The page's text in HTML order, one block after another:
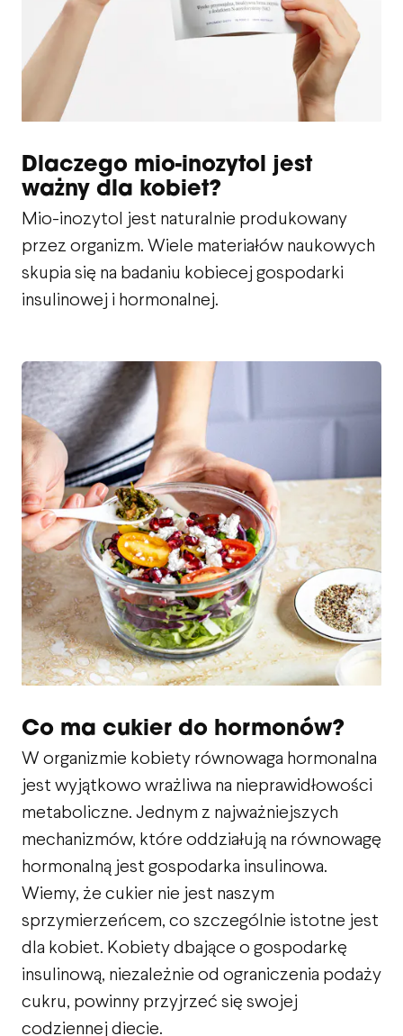
Dlaczego mio-inozytol jest
ważny dla kobiet?
Mio-inozytol jest naturalnie produkowany
przez organizm. Wiele materiałów naukowych
skupia się na badaniu kobiecej gospodarki
insulinowej i hormonalnej.
Co ma cukier do hormonów?
W organizmie kobiety równowaga hormonalna
jest wyjątkowo wrażliwa na nieprawidłowości
metaboliczne. Jednym z najważniejszych
mechanizmów, które oddziałują na równowagę
hormonalną jest gospodarka insulinowa.
Wiemy, że cukier nie jest naszym
sprzymierzeńcem, co szczególnie istotne jest
dla kobiet. Kobiety dbające o gospodarkę
insulinową, niezależnie od ograniczenia podaży
cukru, powinny przyjrzeć się swojej
codziennej diecie.